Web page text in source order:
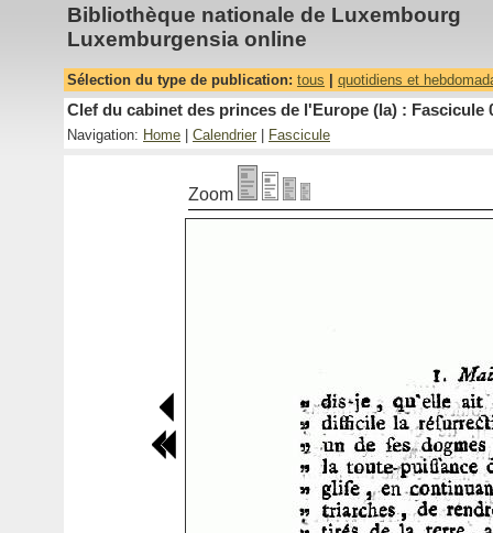
Bibliothèque nationale de Luxembourg
Luxemburgensia online
Sélection du type de publication: tous quotidiens et
Clef du cabinet des princes de l'Europe (la) : Fascicule
Navigation: Home Calendrier Fascicule
Zoom